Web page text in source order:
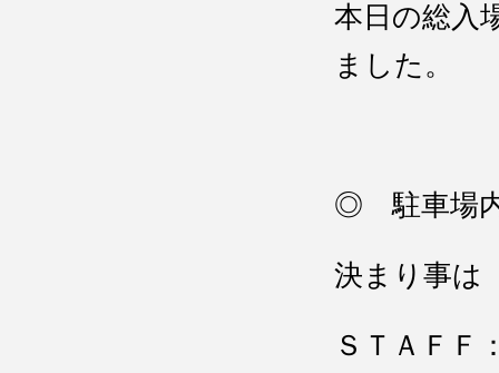
本日の総
ました。
◎ 駐車場
決まり事は
ＳＴＡＦＦ